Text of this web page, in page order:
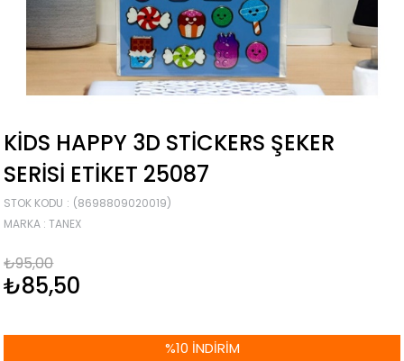
KIDS HAPPY 3D STICKERS ŞEKER
SERISI ETIKET 25087
STOK KODU
(8698809020019)
MARKA : TANEX
₺95,00
₺85,50
%10 İNDIRIM